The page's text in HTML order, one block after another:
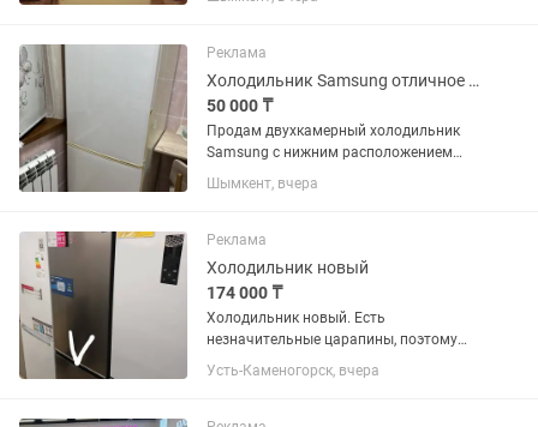
Реклама
Холодильник Samsung отличное состояние
50 000 ₸
Продам двухкамерный холодильник
Samsung с нижним расположением
морозильной камеры. Холодильник
полностью исправен, в отличном
состоянии. Работает стабильно,
хорошо...
Шымкент, вчера
Реклама
Холодильник новый
174 000 ₸
Холодильник новый. Есть
незначительные царапины, поэтому
продаётся гораздо дешевле.
Усть-Каменогорск, вчера